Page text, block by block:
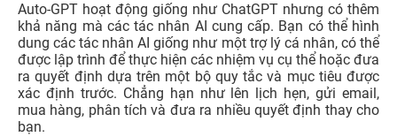
Auto-GPT hoạt động giống như ChatGPT nhưng có thêm
khả năng mà các tác nhân AI cung cấp. Bạn có thể hình
dung các tác nhân AI giống như một trợ lý cá nhân, có thể
được lập trình để thực hiện các nhiệm vụ cụ thể hoặc đưa
ra quyết định dựa trên một bộ quy tắc và mục tiêu được
xác định trước. Chẳng hạn như lên lịch hẹn, gửi email,
mua hàng, phân tích và đưa ra nhiều quyết định thay cho
bạn.